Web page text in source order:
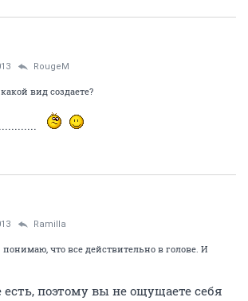
RougeM
вид создаете?
Ramilla
что все действительно в голове. И
поэтому вы не ощущаете себя